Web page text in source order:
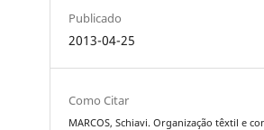
Publicado
2013-04-25
Como Citar
MARCOS, Schiavi. Organização têxtil e